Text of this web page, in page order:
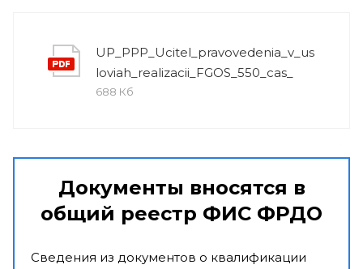
UP_PPP_Ucitel_pravovedenia_v_us
loviah_realizacii_FGOS_550_cas_
688 Кб
Документы вносятся в
общий реестр ФИС ФРДО
Сведения из документов о квалификации